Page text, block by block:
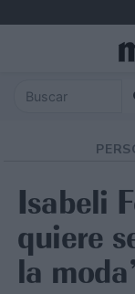
Isabeli
quiere
la